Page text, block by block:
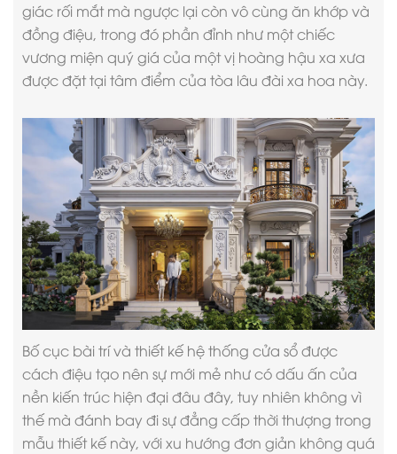
giác rối mắt mà ngược lại còn vô cùng ăn khớp và
đồng điệu, trong đó phần đỉnh như một chiếc
vương miện quý giá của một vị hoàng hậu xa xưa
được đặt tại tâm điểm của tòa lâu đài xa hoa này.
Bố cục bài trí và thiết kế hệ thống cửa sổ được
cách điệu tạo nên sự mới mẻ như có dấu ấn của
nền kiến trúc hiện đại đâu đây, tuy nhiên không vì
thế mà đánh bay đi sự đẳng cấp thời thượng trong
mẫu thiết kế này, với xu hướng đơn giản không quá